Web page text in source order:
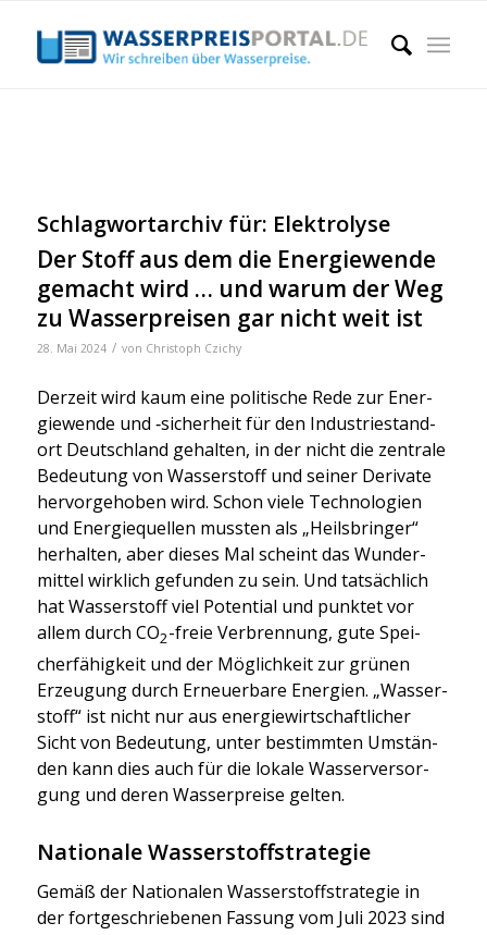
Schlagwortarchiv für: Elektrolyse
Der Stoff aus dem die Energiewende
gemacht wird … und warum der Weg
zu Wasserpreisen gar nicht weit ist
28. Mai 2024 / von Christoph Czichy
Der­zeit wird kaum eine poli­ti­sche Rede zur Ener­
gie­wen­de und ‑sicher­heit für den Indus­trie­stand­
ort Deutsch­land gehal­ten, in der nicht die zen­tra­le
Bedeu­tung von Was­ser­stoff und sei­ner Deri­va­te
her­vor­ge­ho­ben wird. Schon vie­le Tech­no­lo­gien
und Ener­gie­quel­len muss­ten als „Heils­brin­ger“
her­hal­ten, aber die­ses Mal scheint das Wun­der­
mit­tel wirk­lich gefun­den zu sein. Und tat­säch­lich
hat Was­ser­stoff viel Poten­ti­al und punk­tet vor
allem durch CO2-freie Ver­bren­nung, gute Spei­
cher­fä­hig­keit und der Mög­lich­keit zur grü­nen
Erzeu­gung durch Erneu­er­ba­re Ener­gien. „Was­ser­
stoff“ ist nicht nur aus ener­gie­wirt­schaft­li­cher
Sicht von Bedeu­tung, unter bestimm­ten Umstän­
den kann dies auch für die loka­le Was­ser­ver­sor­
gung und deren Was­ser­prei­se gel­ten.
Nationale Wasserstoffstrategie
Gemäß der Natio­na­len Was­ser­stoff­stra­te­gie in
der fort­ge­schrie­be­nen Fas­sung vom Juli 2023 sind